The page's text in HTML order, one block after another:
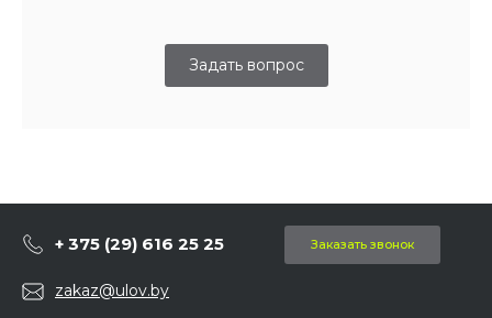
Задать вопрос
+ 375 (29) 616 25 25 Заказать звонок
zakaz@ulov.by